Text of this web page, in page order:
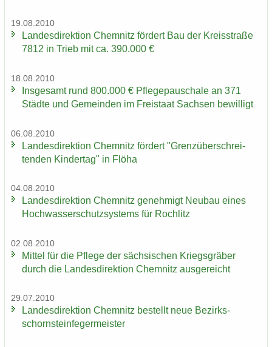
19.08.2010
Lan­des­di­rek­ti­on Chem­nitz för­dert Bau der Kreis­stra­ße
7812 in Trieb mit ca. 390.000 €
18.08.2010
Ins­ge­samt rund 800.000 € Pfle­ge­pau­scha­le an 371
Städ­te und Ge­mein­den im Frei­staat Sach­sen be­wil­ligt
06.08.2010
Lan­des­di­rek­ti­on Chem­nitz för­dert "Grenz­über­schrei­
ten­den Kin­der­tag" in Flöha
04.08.2010
Lan­des­di­rek­ti­on Chem­nitz ge­neh­migt Neu­bau eines
Hoch­was­ser­schutz­sys­tems für Roch­litz
02.08.2010
Mit­tel für die Pfle­ge der säch­si­schen Kriegs­grä­ber
durch die Lan­des­di­rek­ti­on Chem­nitz aus­ge­reicht
29.07.2010
Lan­des­di­rek­ti­on Chem­nitz be­stellt neue Be­zirks­
schorn­stein­fe­ger­meis­ter